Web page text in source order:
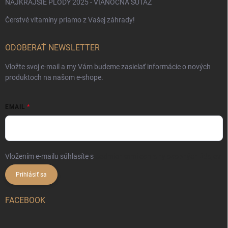
NAJKRAJŠIE PLODY 2025 - VIANOČNÁ SÚŤAŽ
Čerstvé vitamíny priamo z Vašej záhrady!
ODOBERAŤ NEWSLETTER
Vložte svoj e-mail a my Vám budeme zasielať informácie o nových
produktoch na našom e-shope.
EMAIL
Vložením e-mailu súhlasíte s
Prihlásiť sa
FACEBOOK